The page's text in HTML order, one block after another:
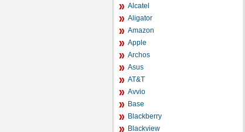
Alcatel
Aligator
Amazon
Apple
Archos
Asus
AT&T
Avvio
Base
Blackberry
Blackview